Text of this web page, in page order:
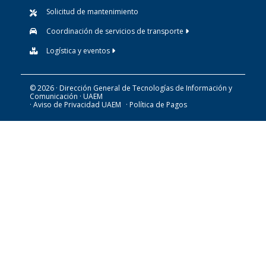
Solicitud de mantenimiento
Coordinación de servicios de transporte
Logística y eventos
© 2026 · Dirección General de Tecnologías de Información y
Comunicación · UAEM
· Aviso de Privacidad UAEM · Política de Pagos